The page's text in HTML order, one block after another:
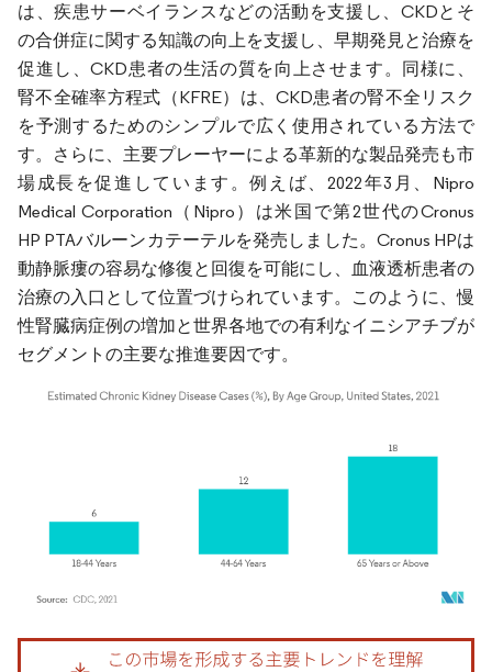
は、疾患サーベイランスなどの活動を支援し、CKDとそ
の合併症に関する知識の向上を支援し、早期発見と治療を
促進し、CKD患者の生活の質を向上させます。同様に、
腎不全確率方程式（KFRE）は、CKD患者の腎不全リスク
を予測するためのシンプルで広く使用されている方法で
す。さらに、主要プレーヤーによる革新的な製品発売も市
場成長を促進しています。例えば、2022年3月、Nipro
Medical Corporation（Nipro）は米国で第2世代のCronus
HP PTAバルーンカテーテルを発売しました。Cronus HPは
動静脈瘻の容易な修復と回復を可能にし、血液透析患者の
治療の入口として位置づけられています。このように、慢
性腎臓病症例の増加と世界各地での有利なイニシアチブが
セグメントの主要な推進要因です。
画像 © Mordor Intelligence。再利用にはCC BY 4.0の表示が必要です。